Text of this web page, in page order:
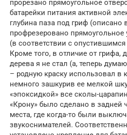
прорезано прямоугольное
батарейки питания активной
глубина паза под гриф (описано
профрезеровано прямоугольное
(в соответствии с
Кроме того, в отличие от грифа,
дерева я не стал (а, теперь
– родную краску использовал в
немного зашкурив ее мелкой
«эпоксидкой» все сколы-
«Крону» было сделано в задней
места, где когда-то были
звукоснимателей.